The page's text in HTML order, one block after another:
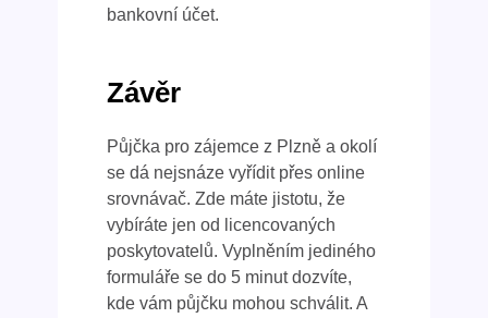
bankovní účet.
Závěr
Půjčka pro zájemce z Plzně a okolí
se dá nejsnáze vyřídit přes online
srovnávač. Zde máte jistotu, že
vybíráte jen od licencovaných
poskytovatelů. Vyplněním jediného
formuláře se do 5 minut dozvíte,
kde vám půjčku mohou schválit. A